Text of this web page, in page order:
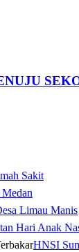
Sakit
Limau Manis
Hari Anak
HNSI